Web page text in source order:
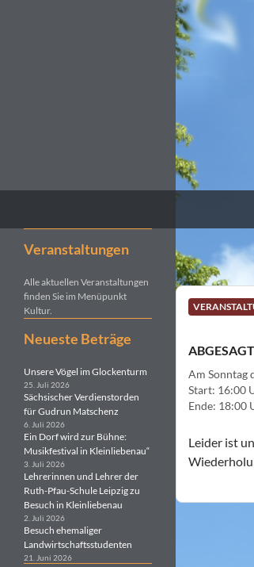
Am Sonntag
Start: 16:00
Ende: 18:00
Leider ist
Veranstaltungen
Alle aktuellen Veranstaltungen
finden Sie im Menüpunkt
Kultur.
Neueste Beträge
Unsere Vögel im Glockenturm
25. Juli 2026
Sächsischer Verdienstorden
für Gudrun Matschenz
6. Juli 2026
Ein Dorf wird zur Bühne:
Musikfestival in Kleinliebenau“
3. Juli 2026
Lehrerinnen und Lehrer der
Ruth-Pfau-Schule Leipzig zu
Besuch in Kleinliebenau
2. Juli 2026
Besuch ehemaliger
Landwirtschaftsstudenten
21. Juni 2026